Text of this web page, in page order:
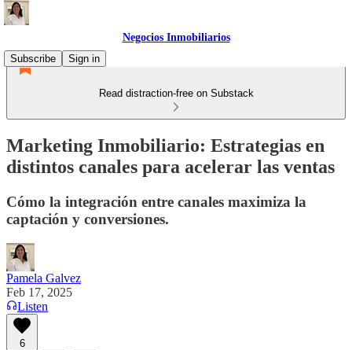
Negocios Inmobiliarios
Subscribe
Sign in
Read distraction-free on Substack
Marketing Inmobiliario: Estrategias en
distintos canales para acelerar las ventas
Cómo la integración entre canales maximiza la
captación y conversiones.
Pamela Galvez
Feb 17, 2025
Listen
6